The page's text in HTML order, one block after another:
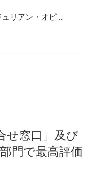
ュリアン・オピ …
せ窓口」及び
門で最高評価